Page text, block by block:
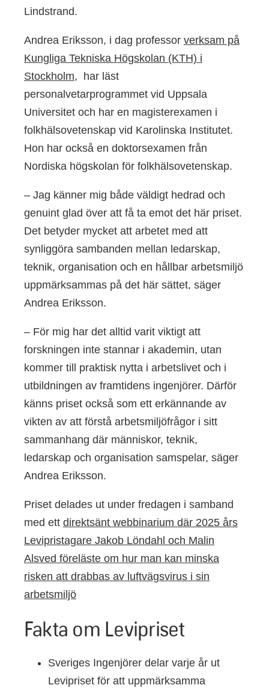
Lindstrand.
Andrea Eriksson, i dag professor verksam på
Kungliga Tekniska Högskolan (KTH) i
Stockholm, har läst
personalvetarprogrammet vid Uppsala
Universitet och har en magisterexamen i
folkhälsovetenskap vid Karolinska Institutet.
Hon har också en doktorsexamen från
Nordiska högskolan för folkhälsovetenskap.
– Jag känner mig både väldigt hedrad och
genuint glad över att få ta emot det här priset.
Det betyder mycket att arbetet med att
synliggöra sambanden mellan ledarskap,
teknik, organisation och en hållbar arbetsmiljö
uppmärksammas på det här sättet, säger
Andrea Eriksson.
– För mig har det alltid varit viktigt att
forskningen inte stannar i akademin, utan
kommer till praktisk nytta i arbetslivet och i
utbildningen av framtidens ingenjörer. Därför
känns priset också som ett erkännande av
vikten av att förstå arbetsmiljöfrågor i sitt
sammanhang där människor, teknik,
ledarskap och organisation samspelar, säger
Andrea Eriksson.
Priset delades ut under fredagen i samband
med ett direktsänt webbinarium där 2025 års
Levipristagare Jakob Löndahl och Malin
Alsved föreläste om hur man kan minska
risken att drabbas av luftvägsvirus i sin
arbetsmiljö
Fakta om Levipriset
Sveriges Ingenjörer delar varje år ut
Levipriset för att uppmärksamma